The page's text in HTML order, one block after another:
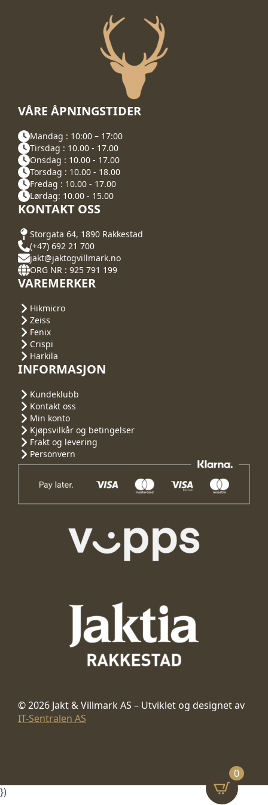
0
VÅRE ÅPNINGSTIDER
Mandag : 10:00 – 17:00
Tirsdag : 10.00 - 17.00
Onsdag : 10.00 - 17.00
Torsdag : 10.00 - 18.00
Fredag : 10.00 - 17.00
Lørdag: 10.00 - 15.00
KONTAKT OSS
Storgata 64, 1890 Rakkestad
(+47) 692 21 700
jakt@jaktogvillmark.no
ORG NR : 925 791 199
VAREMERKER
Hikmicro
Zeiss
Fenix
Crispi
Harkila
INFORMASJON
Kundeklubb
Kontakt oss
Min konto
Kjøpsvilkår og betingelser
Frakt og levering
Personvern
© 2026 Jakt & Villmark AS – Utviklet og designet av
IT-Sentralen AS
})